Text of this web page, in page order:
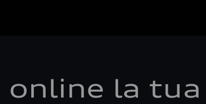
online la